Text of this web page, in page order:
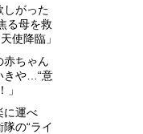
しがった
る母を救
使降臨」
赤ちゃん
きや…“意
」
に運べ
の“ライ